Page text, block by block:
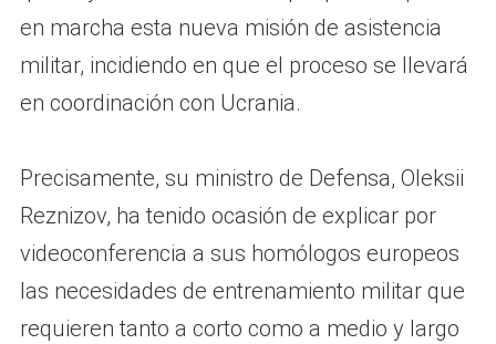
en marcha esta nueva misión de asistencia
militar, incidiendo en que el proceso se llevará
en coordinación con Ucrania.
Precisamente, su ministro de Defensa, Oleksii
Reznizov, ha tenido ocasión de explicar por
videoconferencia a sus homólogos europeos
las necesidades de entrenamiento militar que
requieren tanto a corto como a medio y largo